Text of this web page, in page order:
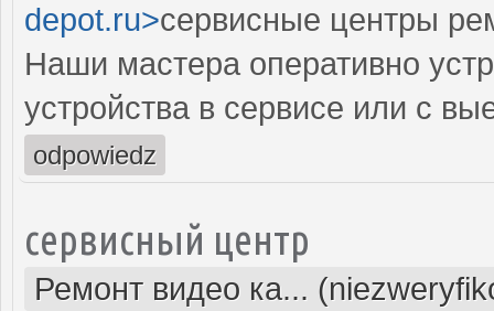
depot.ru>сервисные центры
Наши мастера оперативно
устройства в сервисе или с
odpowiedz
сервисный центр
Ремонт видео ка...